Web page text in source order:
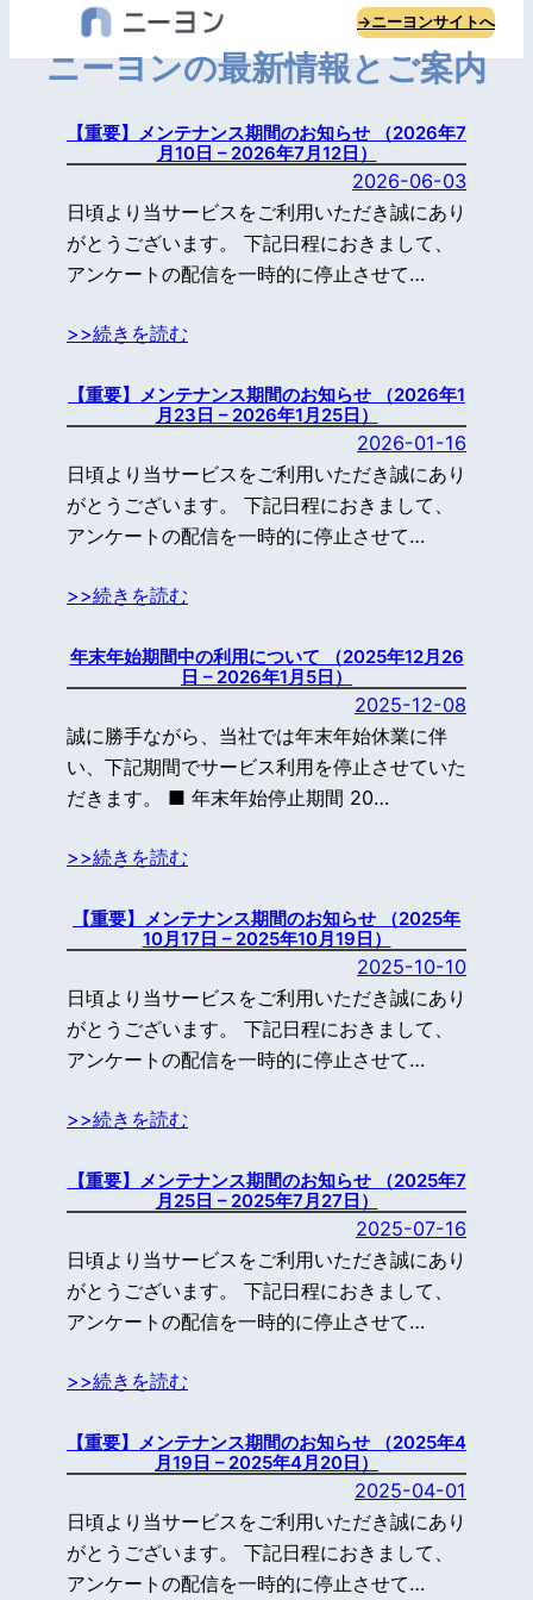
容
→ニーヨンサイトへ
ニーヨンの最新情報とご案内
【重要】メンテナンス期間のお知らせ （2026年7
月10日 – 2026年7月12日）
2026-06-03
日頃より当サービスをご利用いただき誠にあり
がとうございます。 下記日程におきまして、
アンケートの配信を一時的に停止させて…
>>続きを読む
【重要】メンテナンス期間のお知らせ （2026年1
月23日 – 2026年1月25日）
2026-01-16
日頃より当サービスをご利用いただき誠にあり
がとうございます。 下記日程におきまして、
アンケートの配信を一時的に停止させて…
>>続きを読む
年末年始期間中の利用について （2025年12月26
日 – 2026年1月5日）
2025-12-08
誠に勝手ながら、当社では年末年始休業に伴
い、下記期間でサービス利用を停止させていた
だきます。 ■ 年末年始停止期間 20…
>>続きを読む
【重要】メンテナンス期間のお知らせ （2025年
10月17日 – 2025年10月19日）
2025-10-10
日頃より当サービスをご利用いただき誠にあり
がとうございます。 下記日程におきまして、
アンケートの配信を一時的に停止させて…
>>続きを読む
【重要】メンテナンス期間のお知らせ （2025年7
月25日 – 2025年7月27日）
2025-07-16
日頃より当サービスをご利用いただき誠にあり
がとうございます。 下記日程におきまして、
アンケートの配信を一時的に停止させて…
>>続きを読む
【重要】メンテナンス期間のお知らせ （2025年4
月19日 – 2025年4月20日）
2025-04-01
日頃より当サービスをご利用いただき誠にあり
がとうございます。 下記日程におきまして、
アンケートの配信を一時的に停止させて…